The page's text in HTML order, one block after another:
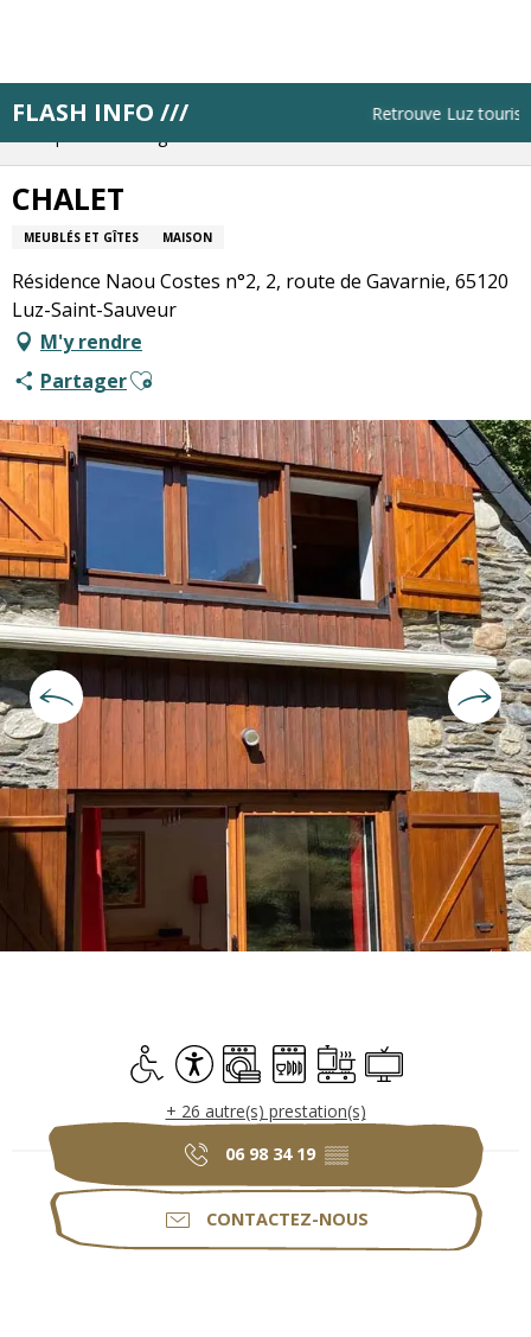
principal
FLASH INFO /// Retrouve Luz
Accueil
Résa pas à pas
CHALET
MEUBLÉS ET GÎTES MAISON
Résidence Naou Costes n°2, 2, route de Gavarnie, 65120
Luz-Saint-Sauveur
M'y rendre
PartagerAjouter aux favoris
Accès handicapés
Accessibilité
Lave lingeLave vaisselle
Plaque de cuisson
Télévision
+ 26 autre(s) prestation(s)
06 98 34 19 ▒▒
CONTACTEZ-NOUS